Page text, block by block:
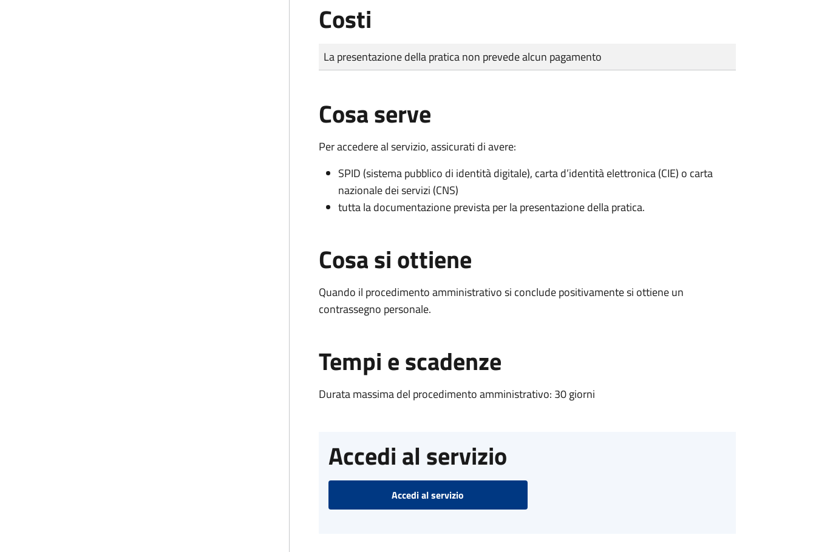
Costi
Tipo di pagamento
Importo
La presentazione della pratica non prevede alcun pagamento
Cosa serve
Per accedere al servizio, assicurati di avere:
SPID (sistema pubblico di identità digitale), carta d’identità elettronica (CIE) o carta
nazionale dei servizi (CNS)
tutta la documentazione prevista per la presentazione della pratica.
Cosa si ottiene
Quando il procedimento amministrativo si conclude positivamente si ottiene un
contrassegno personale.
Tempi e scadenze
Durata massima del procedimento amministrativo: 30 giorni
Accedi al servizio
Accedi al servizio